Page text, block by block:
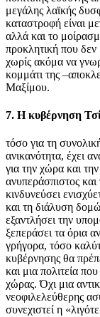
μεγάλης λαϊκής
καταστροφή είναι
αλλά και το
προκλητική που
χωρίς ακόμα να
κομμάτι της
Μαξίμου.
7. Η κυβέρνηση
τόσο για τη
ανικανότητα, έχει
για την χώρα και
ανυπεράσπιστος
κινδυνεύσει
και τη διάλυση
εξαντλήσει την
ξεπεράσει τα όρια
γρήγορα, τόσο
κυβέρνησης θα
και μια πολιτεία
χώρας. Όχι μια
νεοφιλελεύθερης
συνεχιστεί η